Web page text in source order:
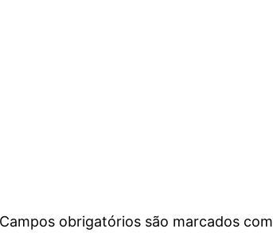
Campos obrigatórios são marcados com